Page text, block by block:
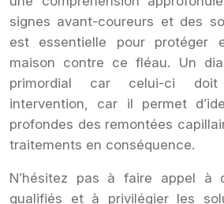
signes avant-coureurs et des
est essentielle pour protéger
maison contre ce fléau. Un
primordial car celui-ci
intervention, car il permet
profondes des remontées
traitements en conséquence.
N’hésitez pas à faire appel à
qualifiés et à privilégier les